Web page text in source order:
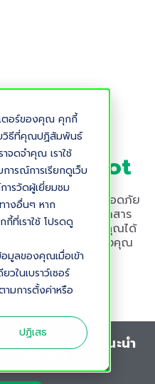
ตอร์ของคุณ คุกกี้
บวิธีที่คุณปฏิสัมพันธ์
จดจำคุณ เราใช้
ารณ์การเรียกดูเว็บ
การวัดผู้เยี่ยมชม
างอื่นๆ หาก
ที่เราใช้ โปรดดู
มูลของคุณเมื่อเข้า
วในเบราว์เซอร์
มการตั้งค่าหรือ
ปฏิเสธ
มต่อ และ
ง HubSpot
และมาตรฐานความปลอดภัย
มใช้งาน ไปจนถึงเอกสาร
อมต่อระบบธุรกิจของคุณได้
บการณ์ HubSpot ของคุณ
กยภาพ.
วันนี้ พร้อมรับคำแนะนำ